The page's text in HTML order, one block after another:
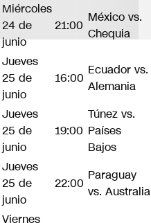
Miércoles
24 de
junio
21:00
México vs.
Chequia
Jueves
25 de
junio
16:00
Ecuador vs.
Alemania
Jueves
25 de
junio
19:00
Túnez vs.
Países
Bajos
Jueves
25 de
junio
22:00
Paraguay
vs. Australia
Viernes